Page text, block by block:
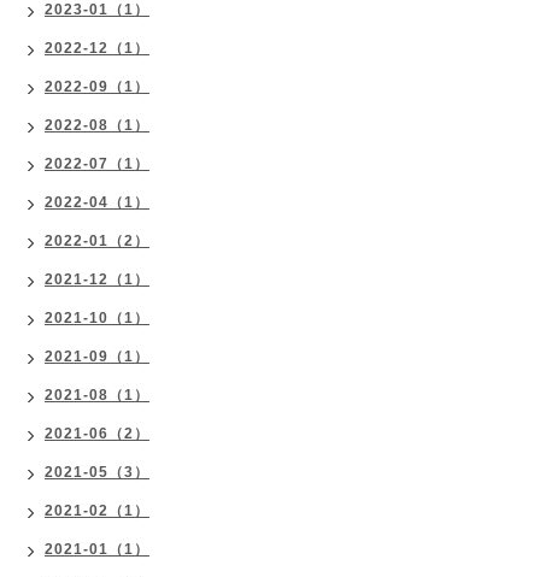
2023-01（1）
2022-12（1）
2022-09（1）
2022-08（1）
2022-07（1）
2022-04（1）
2022-01（2）
2021-12（1）
2021-10（1）
2021-09（1）
2021-08（1）
2021-06（2）
2021-05（3）
2021-02（1）
2021-01（1）